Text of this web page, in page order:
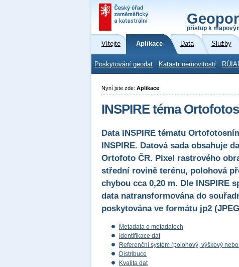
přístup k
Vítejte Aplikace Data Služby
Poskytování geodat Katastr nemovitostí
Nyní jste zde: Aplikace
INSPIRE téma
Data INSPIRE tématu
INSPIRE. Datová sada obsahuje
Ortofoto ČR. Pixel rastrového
střední rovině terénu, polohová
chybou cca 0,20 m. Dle INSPIRE
data natransformována do
poskytována ve formátu jp2
Metadata o metadatech
Identifikace dat
Referenční systém (polohový, výškový
Distribuce
Kvalita dat